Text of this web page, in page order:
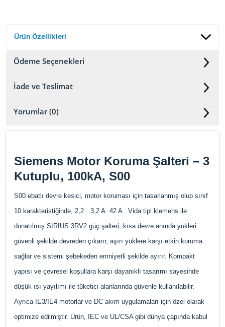
Ürün Özellikleri
Ödeme Seçenekleri
İade ve Teslimat
Yorumlar (0)
Siemens Motor Koruma Şalteri – 3
Kutuplu, 100kA, S00
S00 ebatlı devre kesici, motor koruması için tasarlanmış olup sınıf
10 karakteristiğinde, 2,2…3,2 A. 42 A . Vida tipi klemens ile
donatılmış SIRIUS 3RV2 güç şalteri, kısa devre anında yükleri
güvenli şekilde devreden çıkarır, aşırı yüklere karşı etkin koruma
sağlar ve sistemi şebekeden emniyetli şekilde ayırır. Kompakt
yapısı ve çevresel koşullara karşı dayanıklı tasarımı sayesinde
düşük ısı yayılımı ile tüketici alanlarında güvenle kullanılabilir.
Ayrıca IE3/IE4 motorlar ve DC akım uygulamaları için özel olarak
optimize edilmiştir. Ürün, IEC ve UL/CSA gibi dünya çapında kabul